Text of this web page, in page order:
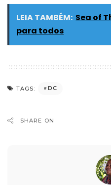
LEIA TAMBÉM: Sea of
para todos
TAGS: DC
SHARE ON